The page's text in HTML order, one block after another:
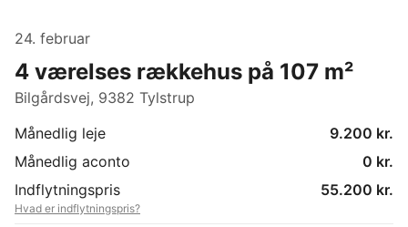
24. februar
4 værelses rækkehus på 107 m²
Bilgårdsvej, 9382 Tylstrup
Månedlig leje
9.200 kr.
Månedlig aconto
0 kr.
Indflytningspris
55.200 kr.
Hvad er indflytningspris?